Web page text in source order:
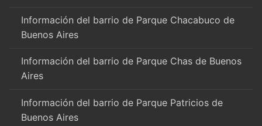
Información del barrio de Parque Chacabuco de
Buenos Aires
Información del barrio de Parque Chas de Buenos
Aires
Información del barrio de Parque Patricios de
Buenos Aires